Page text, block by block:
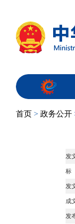
首页 > 政务公开
发
标
发
成
发